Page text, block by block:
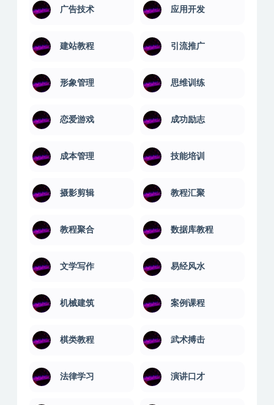
广告技术 应用开发
建站教程 引流推广
形象管理 思维训练
恋爱游戏 成功励志
成本管理 技能培训
摄影剪辑 教程汇聚
教程聚合 数据库教程
文学写作 易经风水
机械建筑 案例课程
棋类教程 武术搏击
法律学习 演讲口才